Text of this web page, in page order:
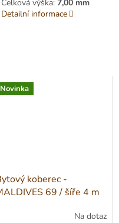
Celková výška: 7,00 mm
Detailní informace
Novinka
koberec -
69 / šíře 4 m
Na dotaz